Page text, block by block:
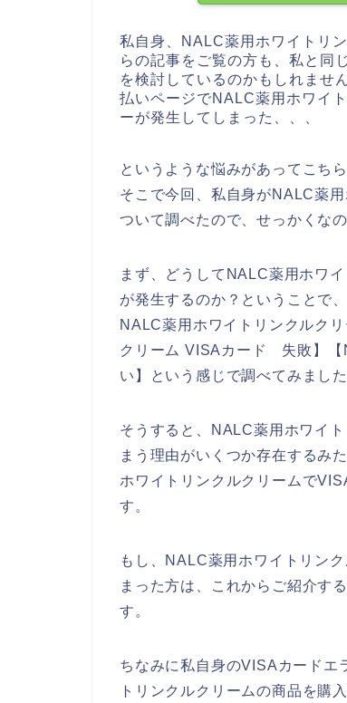
私自身、NALC薬用ホワイトリ
らの記事をご覧の方も、私と同
を検討しているのかもしれませ
払いページでNALC薬用ホワイ
ーが発生してしまった、、、
というような悩みがあってこち
そこで今回、私自身がNALC薬
ついて調べたので、せっかくな
まず、どうしてNALC薬用ホワ
が発生するのか？ということで
NALC薬用ホワイトリンクルク
クリーム VISAカード 失敗】
い】という感じで調べてみました
そうすると、NALC薬用ホワイ
まう理由がいくつか存在するみ
ホワイトリンクルクリームで
す。
もし、NALC薬用ホワイトリン
まった方は、これからご紹介す
す。
ちなみに私自身のVISAカードエ
トリンクルクリームの商品を購